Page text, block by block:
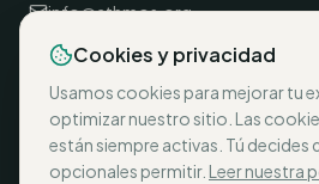
info@athmos.org
+32 2 883 74 96
Doornveld 163.01.02, 1731 Zellik,
Cookies y privacidad
Usamos cookies para mejorar tu
optimizar nuestro sitio. Las
están siempre activas. Tú decides
opcionales permitir. Leer nuestra